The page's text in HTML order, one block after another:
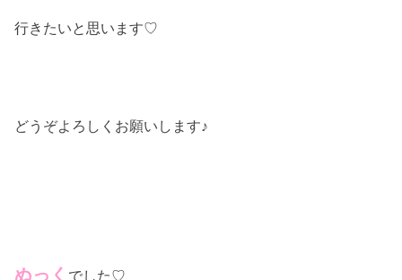
行きたいと思います♡
どうぞよろしくお願いします♪
ぬっく でした♡